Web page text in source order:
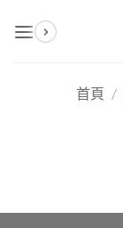
首頁 /